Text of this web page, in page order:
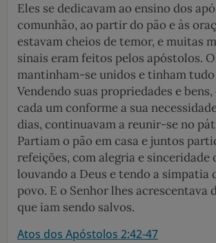
Eles se dedicavam ao ensino dos
comunhão, ao partir do pão e às
estavam cheios de temor, e muitas
sinais eram feitos pelos apóstolos.
mantinham-se unidos e tinham
Vendendo suas propriedades e
cada um conforme a sua
dias, continuavam a reunir-se no
Partiam o pão em casa e juntos
refeições, com alegria e sinceridade
louvando a Deus e tendo a simpatia
povo. E o Senhor lhes acrescentava
que iam sendo salvos.
Atos dos Apóstolos 2:42-47